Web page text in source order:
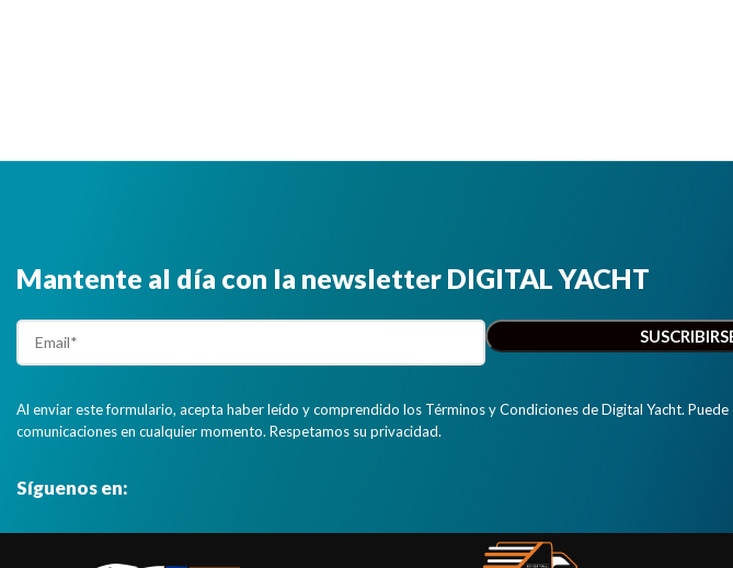
Mantente al día con la newsletter DIGITAL YACHT
Al enviar este formulario, acepta haber leído y comprendido los Términos y Condiciones de Digital Yacht.
comunicaciones en cualquier momento. Respetamos su privacidad.
Síguenos en: